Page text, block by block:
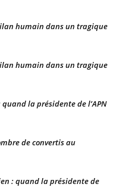
humain dans un tragique
humain dans un tragique
la présidente de l’APN
de convertis au
: quand la présidente de